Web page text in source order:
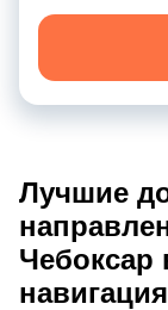
Лучшие
Чебоксар